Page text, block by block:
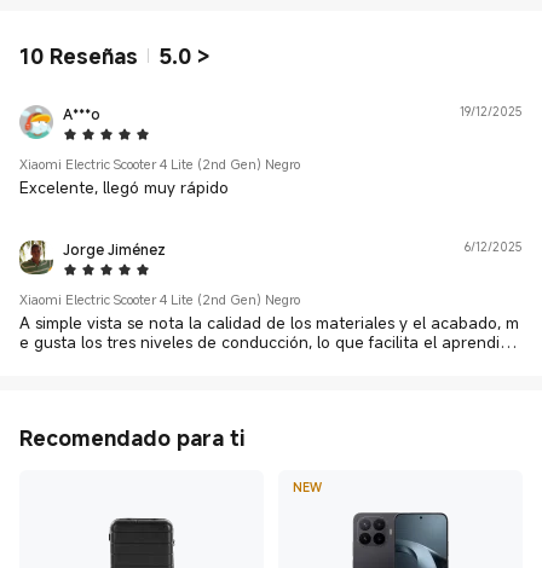
10 Reseñas 5.0 >
A***o
5 Star
19/12/2025
Xiaomi Electric Scooter 4 Lite (2nd Gen) Negro
Excelente, llegó muy rápido
Jorge Jiménez
5 Star
6/12/2025
Xiaomi Electric Scooter 4 Lite (2nd Gen) Negro
A simple vista se nota la calidad de los materiales y el acabado, m
e gusta los tres niveles de conducción, lo que facilita el aprendizaj
Recomendado para ti
NEW